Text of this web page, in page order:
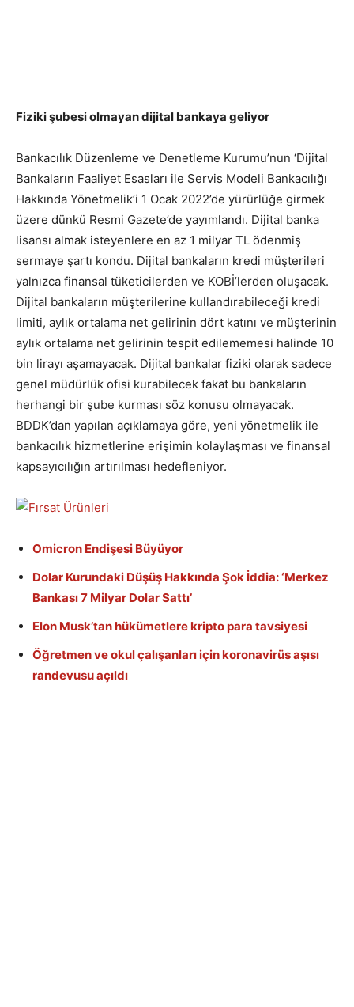
Fiziki şubesi olmayan dijital bankaya geliyor
Bankacılık Düzenleme ve Denetleme Kurumu’nun ‘Dijital
Bankaların Faaliyet Esasları ile Servis Modeli Bankacılığı
Hakkında Yönetmelik’i 1 Ocak 2022’de yürürlüğe girmek
üzere dünkü Resmi Gazete’de yayımlandı. Dijital banka
lisansı almak isteyenlere en az 1 milyar TL ödenmiş
sermaye şartı kondu. Dijital bankaların kredi müşterileri
yalnızca finansal tüketicilerden ve KOBİ’lerden oluşacak.
Dijital bankaların müşterilerine kullandırabileceği kredi
limiti, aylık ortalama net gelirinin dört katını ve müşterinin
aylık ortalama net gelirinin tespit edilememesi halinde 10
bin lirayı aşamayacak. Dijital bankalar fiziki olarak sadece
genel müdürlük ofisi kurabilecek fakat bu bankaların
herhangi bir şube kurması söz konusu olmayacak.
BDDK’dan yapılan açıklamaya göre, yeni yönetmelik ile
bankacılık hizmetlerine erişimin kolaylaşması ve finansal
kapsayıcılığın artırılması hedefleniyor.
Omicron Endişesi Büyüyor
Dolar Kurundaki Düşüş Hakkında Şok İddia: ‘Merkez
Bankası 7 Milyar Dolar Sattı’
Elon Musk’tan hükümetlere kripto para tavsiyesi
Öğretmen ve okul çalışanları için koronavirüs aşısı
randevusu açıldı